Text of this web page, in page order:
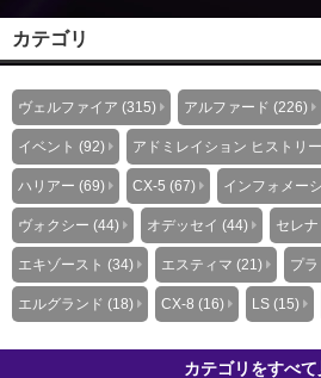
カテゴリ
ヴェルファイア (315) アルファード (226)
イベント (92) アドミレイション ヒストリ
ハリアー (69) CX-5 (67) インフォメー
ヴォクシー (44) オデッセイ (44) セレ
エキゾースト (34) エスティマ (21) プ
エルグランド (18) CX-8 (16) LS (15)
カテゴリをすべて